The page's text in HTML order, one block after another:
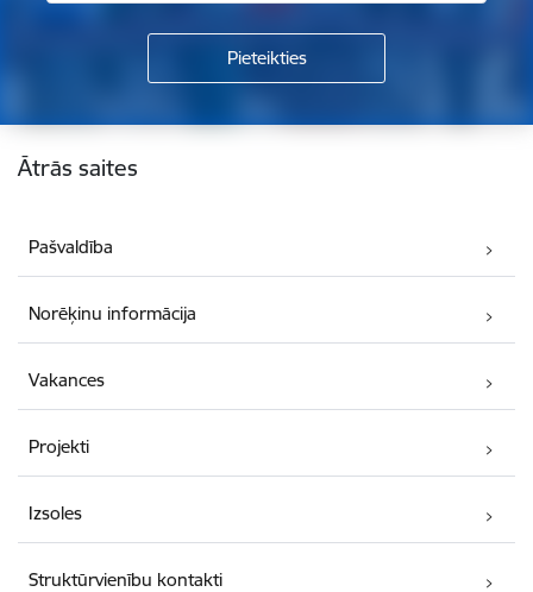
Kājene
Ātrās saites
Pašvaldība
Norēķinu informācija
Vakances
Projekti
Izsoles
Struktūrvienību kontakti